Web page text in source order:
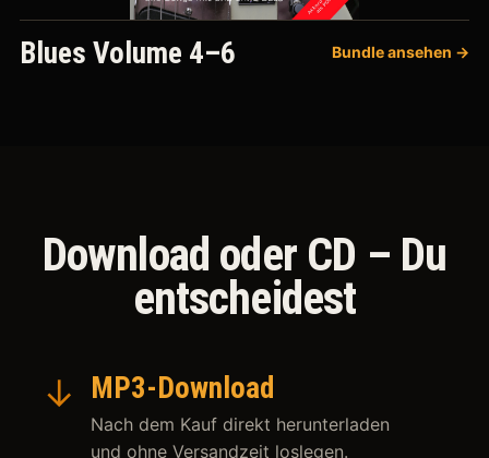
Blues Volume 4–6 Bundle ansehen →
Download oder CD – Du
entscheidest
↓ MP3-Download
Nach dem Kauf direkt herunterladen
und ohne Versandzeit loslegen.